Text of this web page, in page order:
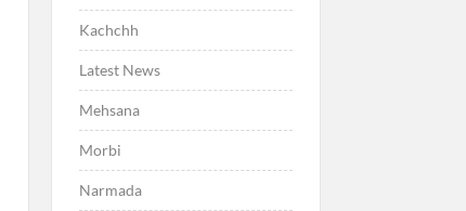
Kachchh
Latest News
Mehsana
Morbi
Narmada